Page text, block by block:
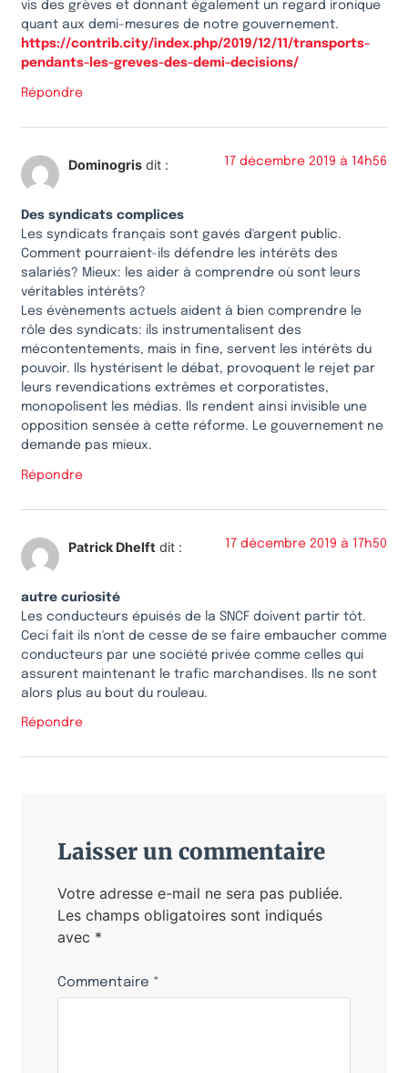
vis des grèves et donnant également un regard ironique
quant aux demi-mesures de notre gouvernement.
https://contrib.city/index.php/2019/12/11/transports-
pendants-les-greves-des-demi-decisions/
Répondre
Dominogris dit : 17 décembre 2019 à 14h56
Des syndicats complices
Les syndicats français sont gavés d'argent public.
Comment pourraient-ils défendre les intérêts des
salariés? Mieux: les aider à comprendre où sont leurs
véritables intérêts?
Les évènements actuels aident à bien comprendre le
rôle des syndicats: ils instrumentalisent des
mécontentements, mais in fine, servent les intérêts du
pouvoir. Ils hystérisent le débat, provoquent le rejet par
leurs revendications extrêmes et corporatistes,
monopolisent les médias. Ils rendent ainsi invisible une
opposition sensée à cette réforme. Le gouvernement ne
demande pas mieux.
Répondre
Patrick Dhelft dit : 17 décembre 2019 à 17h50
autre curiosité
Les conducteurs épuisés de la SNCF doivent partir tôt.
Ceci fait ils n'ont de cesse de se faire embaucher comme
conducteurs par une société privée comme celles qui
assurent maintenant le trafic marchandises. Ils ne sont
alors plus au bout du rouleau.
Répondre
Laisser un commentaire
Votre adresse e-mail ne sera pas publiée.
Les champs obligatoires sont indiqués
avec *
Commentaire *